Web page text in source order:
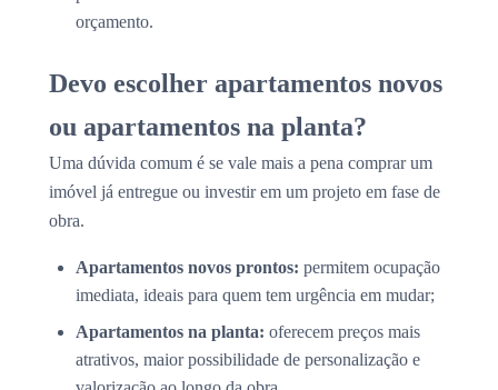
orçamento.
Devo escolher apartamentos novos
ou apartamentos na planta?
Uma dúvida comum é se vale mais a pena comprar um
imóvel já entregue ou investir em um projeto em fase de
obra.
Apartamentos novos prontos: permitem ocupação
imediata, ideais para quem tem urgência em mudar;
Apartamentos na planta: oferecem preços mais
atrativos, maior possibilidade de personalização e